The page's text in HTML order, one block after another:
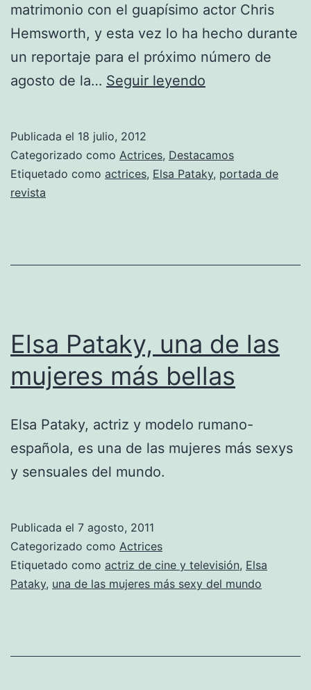
matrimonio con el guapísimo actor Chris
Hemsworth, y esta vez lo ha hecho durante
un reportaje para el próximo número de
agosto de la… Seguir leyendo
posado
para
agosto
Publicada el 18 julio, 2012
Categorizado como Actrices, Destacamos
Etiquetado como actrices, Elsa Pataky, portada de
revista
Elsa Pataky, una de las
mujeres más bellas
Elsa Pataky, actriz y modelo rumano-
española, es una de las mujeres más sexys
y sensuales del mundo.
Publicada el 7 agosto, 2011
Categorizado como Actrices
Etiquetado como actriz de cine y televisión, Elsa
Pataky, una de las mujeres más sexy del mundo